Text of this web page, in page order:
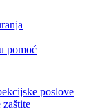
pomoć